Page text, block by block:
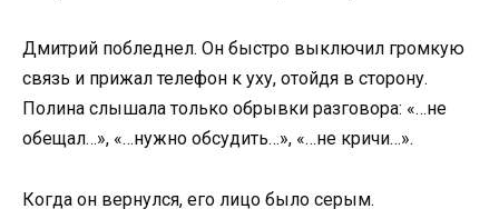
Дмитрий побледнел. Он быстро выключил громкую
связь и прижал телефон к уху, отойдя в сторону.
Полина слышала только обрывки разговора: «…не
обещал…», «…нужно обсудить…», «…не кричи…».
Когда он вернулся, его лицо было серым.